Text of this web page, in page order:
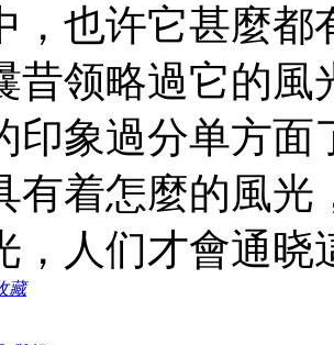
，也许它甚麼都
昔领略過它的風
印象過分单方面
有着怎麼的風
，人们才會通
藏